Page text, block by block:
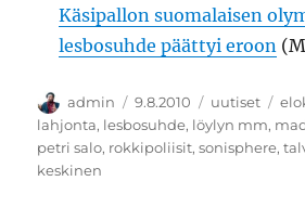
Käsipallon suomalaisen
lesbosuhde päättyi eroon
Kirjoittaja
admin Julkaistu
9.8.2010 Kategoriat
uutiset
lahjonta, lesbosuhde, löylyn mm,
petri salo, rokkipoliisit,sonisphere,
keskinen